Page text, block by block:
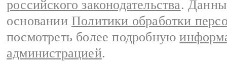
российского законодательства.
основании Политики обработки
посмотреть более подробную
администрацией.